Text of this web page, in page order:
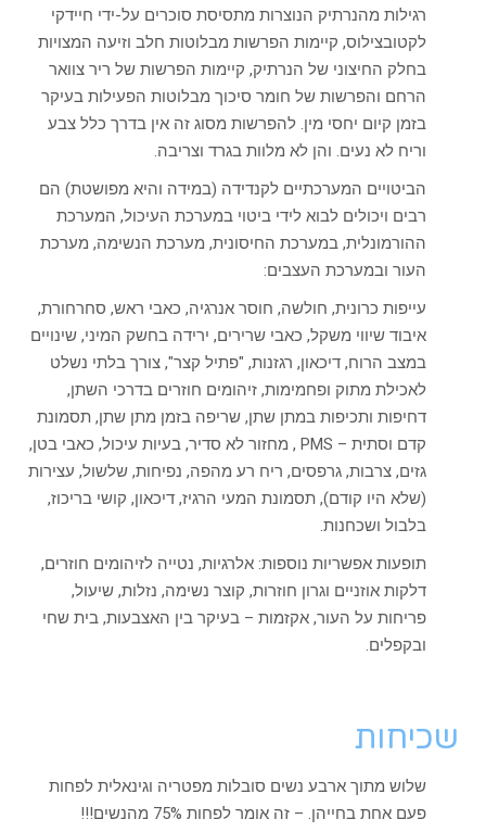
רגילות מהנרתיק הנוצרות מתסיסת סוכרים על-ידי חיידקי
לקטובצילוס, קיימות הפרשות מבלוטות חלב וזיעה המצויות
בחלק החיצוני של הנרתיק, קיימות הפרשות של ריר צוואר
הרחם והפרשות של חומר סיכוך מבלוטות הפעילות בעיקר
בזמן קיום יחסי מין. להפרשות מסוג זה אין בדרך כלל צבע
וריח לא נעים. והן לא מלוות בגרד וצריבה.
הביטויים המערכתיים לקנדידה (במידה והיא מפושטת) הם
רבים ויכולים לבוא לידי ביטוי במערכת העיכול, המערכת
ההורמונלית, במערכת החיסונית, מערכת הנשימה, מערכת
העור ובמערכת העצבים:
עייפות כרונית, חולשה, חוסר אנרגיה, כאבי ראש, סחרחורת,
איבוד שיווי משקל, כאבי שרירים, ירידה בחשק המיני, שינויים
במצב הרוח, דיכאון, רגזנות, "פתיל קצר", צורך בלתי נשלט
לאכילת מתוק ופחמימות, זיהומים חוזרים בדרכי השתן,
דחיפות ותכיפות במתן שתן, שריפה בזמן מתן שתן, תסמונת
קדם וסתית – PMS , מחזור לא סדיר, בעיות עיכול, כאבי בטן,
גזים, צרבות, גרפסים, ריח רע מהפה, נפיחות, שלשול, עצירות
(שלא היו קודם), תסמונת המעי הרגיז, דיכאון, קושי בריכוז,
בלבול ושכחנות.
תופעות אפשריות נוספות: אלרגיות, נטייה לזיהומים חוזרים,
דלקות אוזניים וגרון חוזרות, קוצר נשימה, נזלות, שיעול,
פריחות על העור, אקזמות – בעיקר בין האצבעות, בית שחי
ובקפלים.
שכיחות
שלוש מתוך ארבע נשים סובלות מפטריה וגינאלית לפחות
פעם אחת בחייהן. – זה אומר לפחות 75% מהנשים!!!